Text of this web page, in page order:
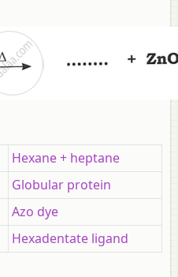
Hexane + heptane
Globular protein
Azo dye
Hexadentate ligand